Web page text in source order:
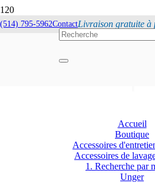
(514) 795-5962ContactLivraison gratuite à
Mini grattoir
Accueil
Boutique
Accessoires
Accessoires de
1. Recherche par
Unger